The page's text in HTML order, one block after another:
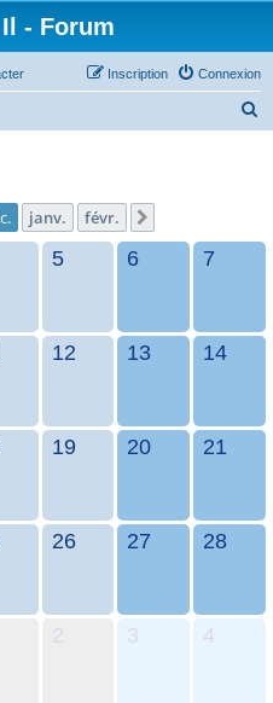
- Forum
Connexion
Inscription
e
janv. févr.
5 6 7
12 13 14
19 20 21
26 27 28
3 4